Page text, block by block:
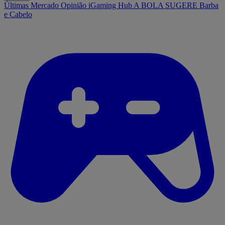
Últimas Mercado Opinião iGaming Hub A BOLA SUGERE Barba
e Cabelo